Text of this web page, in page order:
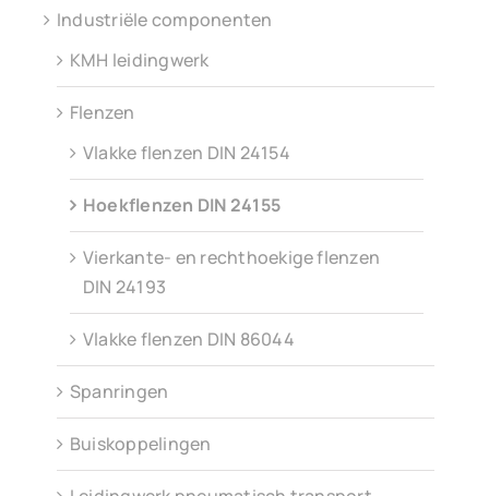
Industriële componenten
KMH leidingwerk
Flenzen
Vlakke flenzen DIN 24154
Hoekflenzen DIN 24155
Vierkante- en rechthoekige flenzen
DIN 24193
Vlakke flenzen DIN 86044
Spanringen
Buiskoppelingen